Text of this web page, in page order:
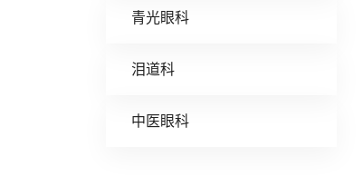
青光眼科
泪道科
中医眼科